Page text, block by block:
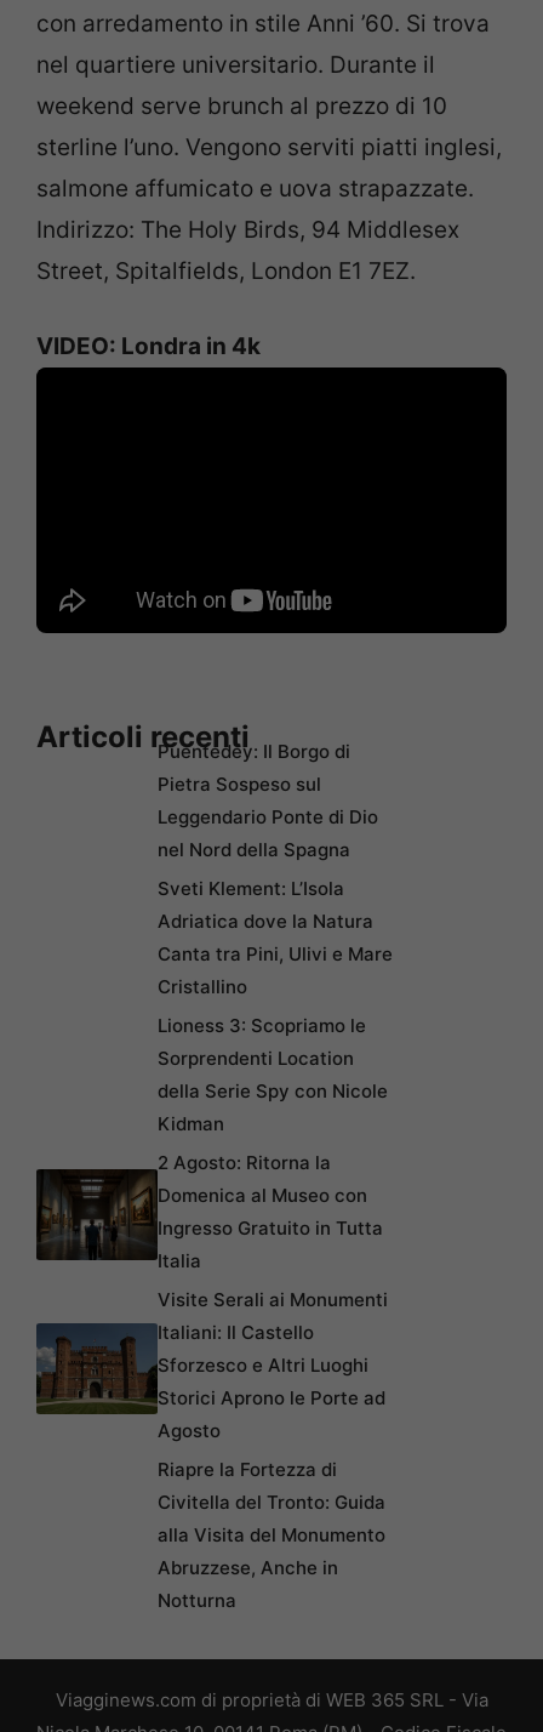
con arredamento in stile Anni ’60. Si trova
nel quartiere universitario. Durante il
weekend serve brunch al prezzo di 10
sterline l’uno. Vengono serviti piatti inglesi,
salmone affumicato e uova strapazzate.
Indirizzo: The Holy Birds, 94 Middlesex
Street, Spitalfields, London E1 7EZ.
VIDEO: Londra in 4k
Articoli recentiPuentedey: Il Borgo di
Pietra Sospeso sul
Leggendario Ponte di Dio
nel Nord della Spagna
Sveti Klement: L’Isola
Adriatica dove la Natura
Canta tra Pini, Ulivi e Mare
Cristallino
Lioness 3: Scopriamo le
Sorprendenti Location
della Serie Spy con Nicole
Kidman
2 Agosto: Ritorna la
Domenica al Museo con
Ingresso Gratuito in Tutta
Italia
Visite Serali ai Monumenti
Italiani: Il Castello
Sforzesco e Altri Luoghi
Storici Aprono le Porte ad
Agosto
Riapre la Fortezza di
Civitella del Tronto: Guida
alla Visita del Monumento
Abruzzese, Anche in
Notturna
Viagginews.com di proprietà di WEB 365 SRL - Via